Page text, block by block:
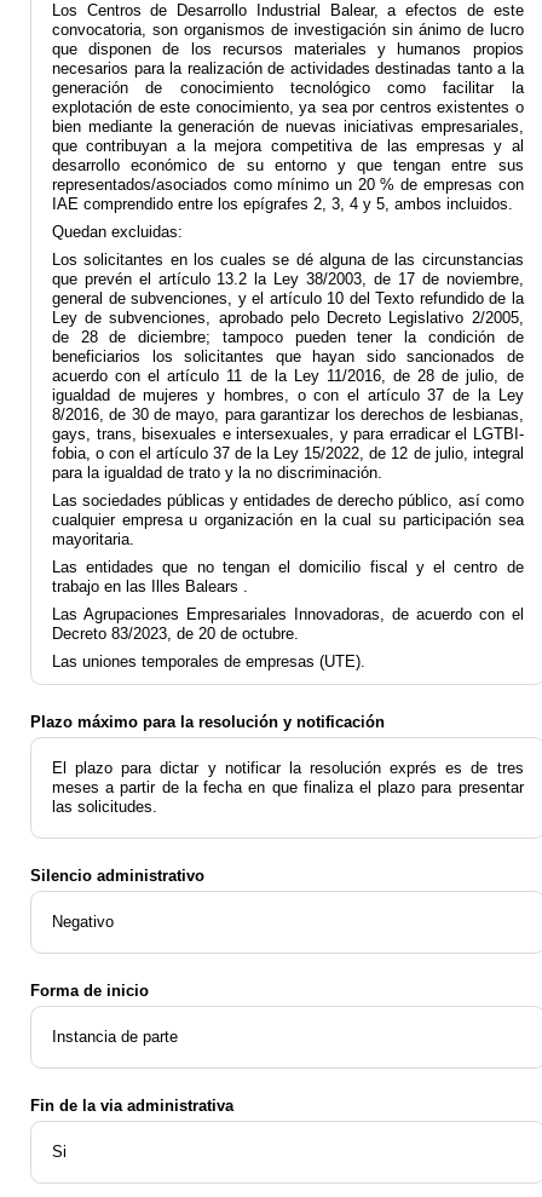
Los Centros de Desarrollo Industrial Balear, a efectos de este
convocatoria, son organismos de investigación sin ánimo de lucro
que disponen de los recursos materiales y humanos propios
necesarios para la realización de actividades destinadas tanto a la
generación de conocimiento tecnológico como facilitar la
explotación de este conocimiento, ya sea por centros existentes o
bien mediante la generación de nuevas iniciativas empresariales,
que contribuyan a la mejora competitiva de las empresas y al
desarrollo económico de su entorno y que tengan entre sus
representados/asociados como mínimo un 20 % de empresas con
IAE comprendido entre los epígrafes 2, 3, 4 y 5, ambos incluidos.
Quedan excluidas:
Los solicitantes en los cuales se dé alguna de las circunstancias
que prevén el artículo 13.2 la Ley 38/2003, de 17 de noviembre,
general de subvenciones, y el artículo 10 del Texto refundido de la
Ley de subvenciones, aprobado pelo Decreto Legislativo 2/2005,
de 28 de diciembre; tampoco pueden tener la condición de
beneficiarios los solicitantes que hayan sido sancionados de
acuerdo con el artículo 11 de la Ley 11/2016, de 28 de julio, de
igualdad de mujeres y hombres, o con el artículo 37 de la Ley
8/2016, de 30 de mayo, para garantizar los derechos de lesbianas,
gays, trans, bisexuales e intersexuales, y para erradicar el LGTBI-
fobia, o con el artículo 37 de la Ley 15/2022, de 12 de julio, integral
para la igualdad de trato y la no discriminación.
Las sociedades públicas y entidades de derecho público, así como
cualquier empresa u organización en la cual su participación sea
mayoritaria.
Las entidades que no tengan el domicilio fiscal y el centro de
trabajo en las Illes Balears .
Las Agrupaciones Empresariales Innovadoras, de acuerdo con el
Decreto 83/2023, de 20 de octubre.
Las uniones temporales de empresas (UTE).
Plazo máximo para la resolución y notificación
El plazo para dictar y notificar la resolución exprés es de tres
meses a partir de la fecha en que finaliza el plazo para presentar
las solicitudes.
Silencio administrativo
Negativo
Forma de inicio
Instancia de parte
Fin de la via administrativa
Si